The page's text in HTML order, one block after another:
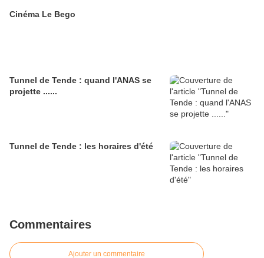
Cinéma Le Bego
Tunnel de Tende : quand l'ANAS se
projette ......
Tunnel de Tende : les horaires d'été
Commentaires
Ajouter un commentaire